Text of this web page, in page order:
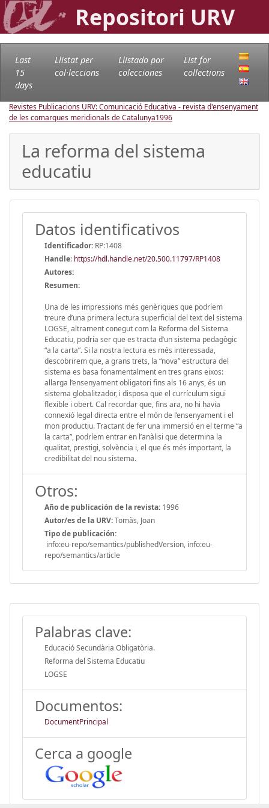
Repositori URV
Last
15
days
Llistat per
col·leccions
Llistado por
colecciones
List for
collections
Revistes Publicacions URV: Comunicació Educativa - revista d'ensenyament
de les comarques meridionals de Catalunya1996
La reforma del sistema
educatiu
Datos identificativos
Identificador: RP:1408
Handle: https://hdl.handle.net/20.500.11797/RP1408
Autores:
Resumen:
Una de les impressions més genèriques que podríem
treure d’una primera lectura superficial del text del sistema
LOGSE, altrament conegut com la Reforma del Sistema
Educatiu, podria ser que es tracta d’un sistema pedagògic
“a la carta”. Si la nostra lectura es més interessada,
descobrirem que, a grans trets, la “nova” estructura del
sistema es basa fonamentalment en tres grans eixos:
allarga l’ensenyament obligatori fins als 16 anys, és un
sistema globalitzador, i disposa que el currículum sigui
flexible i obert. Cal recordar que, fins ara, no hi havia
connexió legal directa entre el món de l’ensenyament i el
mon productiu. Tractant de fer una immersió en el terme “a
la carta”, podríem entrar en l’anàlisi que determina la
qualitat, prestigi, solvència i, el que és més important, la
credibilitat del nou sistema.
Otros:
Año de publicación de la revista: 1996
Autor/es de la URV:Tomàs, Joan
Tipo de publicación:
info:eu-repo/semantics/publishedVersion, info:eu-
repo/semantics/article
Palabras clave:
Educació Secundària Obligatòria.
Reforma del Sistema Educatiu
LOGSE
Documentos:
DocumentPrincipal
Cerca a google